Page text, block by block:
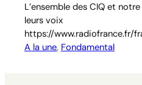
L’ensemble des CIQ et
leurs voix
https://www.radiofrance.fr/
invite-d-ici-matin-ici-
A la une, Fondamental